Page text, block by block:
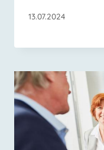
13.07.2024